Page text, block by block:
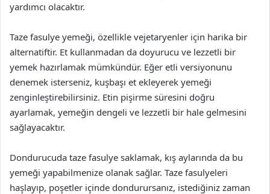
yardımcı olacaktır.
Taze fasulye yemeği, özellikle vejetaryenler için harika bir
alternatiftir. Et kullanmadan da doyurucu ve lezzetli bir
yemek hazırlamak mümkündür. Eğer etli versiyonunu
denemek isterseniz, kuşbaşı et ekleyerek yemeği
zenginleştirebilirsiniz. Etin pişirme süresini doğru
ayarlamak, yemeğin dengeli ve lezzetli bir hale gelmesini
sağlayacaktır.
Dondurucuda taze fasulye saklamak, kış aylarında da bu
yemeği yapabilmenize olanak sağlar. Taze fasulyeleri
haşlayıp, poşetler içinde dondurursanız, istediğiniz zaman